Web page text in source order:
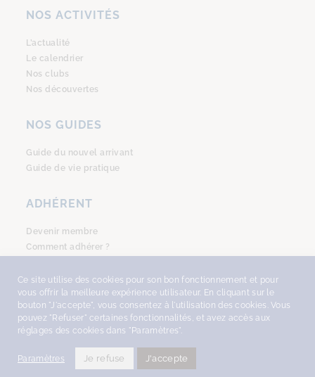
NOS ACTIVITÉS
L’actualité
Le calendrier
Nos clubs
Nos découvertes
NOS GUIDES
Guide du nouvel arrivant
Guide de vie pratique
ADHÉRENT
Devenir membre
Comment adhérer ?
WITH ♥︎ BY NEKOSIGN
MENTIONS LÉGALES
CONFIDENCIALITÉ.
Ce site utilise des cookies pour son bon fonctionnement et pour
vous offrir la meilleure expérience utilisateur. En cliquant sur le
bouton "J'accepte", vous consentez à l'utilisation des cookies. Vous
pouvez "Refuser" certaines fonctionnalités, et avez accès aux
réglages des cookies dans "Paramètres".
Paramètres Je refuse J'accepte